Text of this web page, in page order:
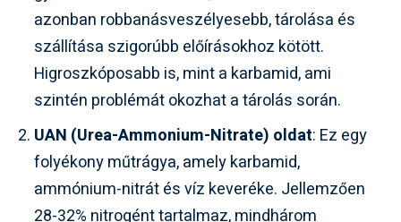
azonban robbanásveszélyesebb, tárolása és
szállítása szigorúbb előírásokhoz kötött.
Higroszkóposabb is, mint a karbamid, ami
szintén problémát okozhat a tárolás során.
UAN (Urea-Ammonium-Nitrate) oldat: Ez egy
folyékony műtrágya, amely karbamid,
ammónium-nitrát és víz keveréke. Jellemzően
28-32% nitrogént tartalmaz, mindhárom